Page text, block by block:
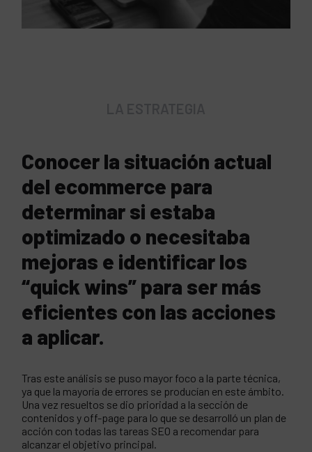
Conocer la situación actual
del ecommerce para
determinar si estaba
optimizado o necesitaba
mejoras e identificar los
“quick wins” para ser más
eficientes con las acciones
a aplicar.
Tras este análisis se puso mayor foco a la parte técnica,
ya que la mayoría de errores se producían en este ámbito.
Una vez resueltos se dio prioridad a la sección de
contenidos y off-page para lo que se desarrolló un plan de
acción con todas las tareas SEO a recomendar para
alcanzar el objetivo principal.